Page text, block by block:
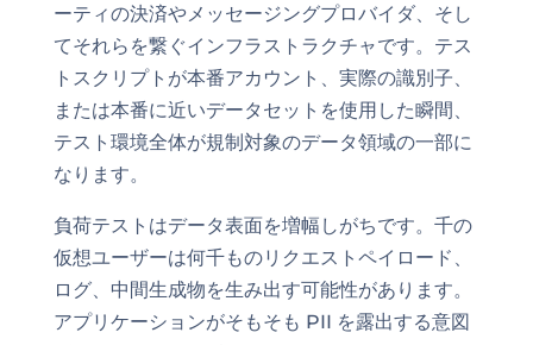
ーティの決済やメッセージングプロバイダ、そし
てそれらを繋ぐインフラストラクチャです。テス
トスクリプトが本番アカウント、実際の識別子、
または本番に近いデータセットを使用した瞬間、
テスト環境全体が規制対象のデータ領域の一部に
なります。
負荷テストはデータ表面を増幅しがちです。千の
仮想ユーザーは何千ものリクエストペイロード、
ログ、中間生成物を生み出す可能性があります。
アプリケーションがそもそも PII を露出する意図